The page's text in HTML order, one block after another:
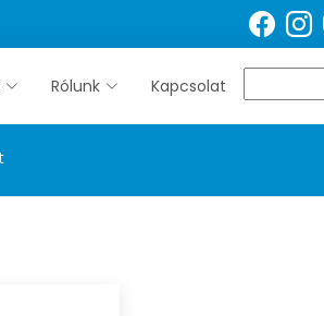
Rólunk Kapcsolat